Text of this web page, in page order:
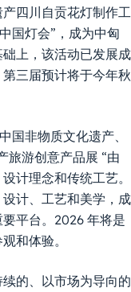
四川自贡花灯制作工
国灯会”，成为中匈
上，该活动已发展成
三届预计将于今年秋
国非物质文化遗产、
旅游创意产品展 “由
计理念和传统工艺。
计、工艺和美学，成
平台。2026 年将是
和体验。
的、以市场为导向的